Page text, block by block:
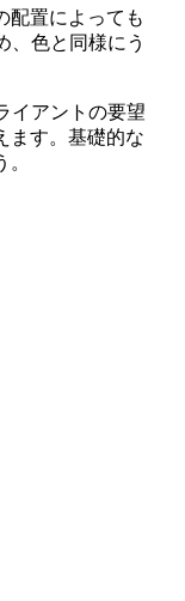
配置によっても
、色と同様にう
イアントの要望
ます。基礎的な